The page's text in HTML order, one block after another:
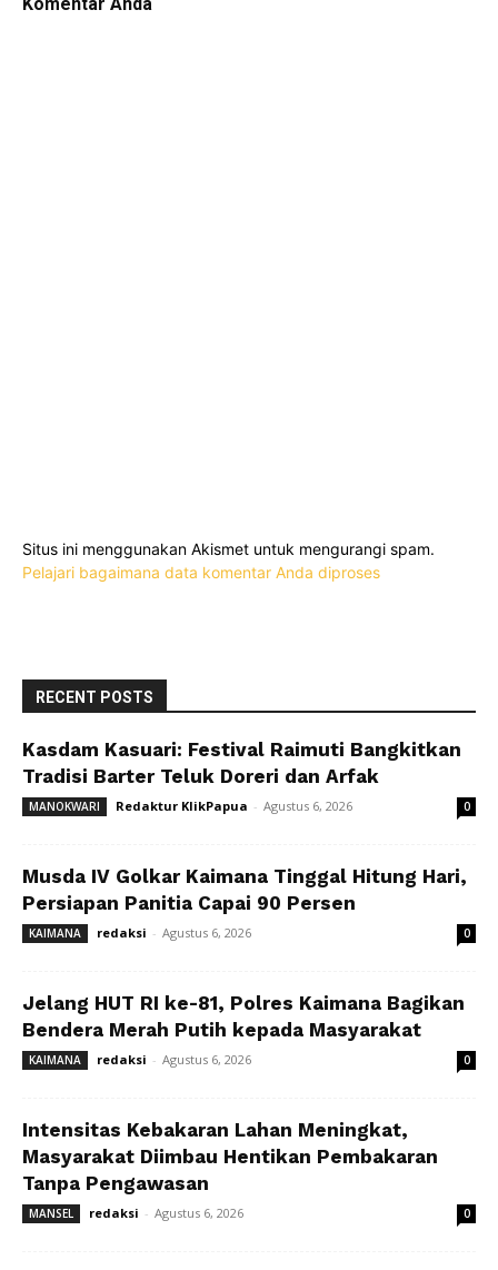
Situs ini menggunakan Akismet untuk mengurangi spam.
Pelajari bagaimana data komentar Anda diproses
RECENT POSTS
Kasdam Kasuari: Festival Raimuti Bangkitkan
Tradisi Barter Teluk Doreri dan Arfak
MANOKWARI Redaktur KlikPapua - Agustus 6, 2026 0
Musda IV Golkar Kaimana Tinggal Hitung Hari,
Persiapan Panitia Capai 90 Persen
KAIMANA redaksi - Agustus 6, 2026 0
Jelang HUT RI ke-81, Polres Kaimana Bagikan
Bendera Merah Putih kepada Masyarakat
KAIMANA redaksi - Agustus 6, 2026 0
Intensitas Kebakaran Lahan Meningkat,
Masyarakat Diimbau Hentikan Pembakaran
Tanpa Pengawasan
MANSEL redaksi - Agustus 6, 2026 0